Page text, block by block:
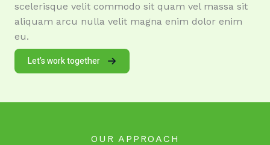
scelerisque velit commodo sit quam vel massa sit
aliquam arcu nulla velit magna enim dolor enim
eu.
Let’s work together
OUR APPROACH